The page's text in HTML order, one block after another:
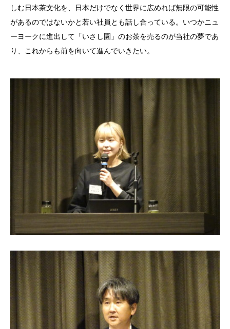
しむ日本茶文化を、日本だけでなく世界に広めれば無限の可能性
があるのではないかと若い社員とも話し合っている。いつかニュ
ーヨークに進出して「いさし園」のお茶を売るのが当社の夢であ
り、これからも前を向いて進んでいきたい。